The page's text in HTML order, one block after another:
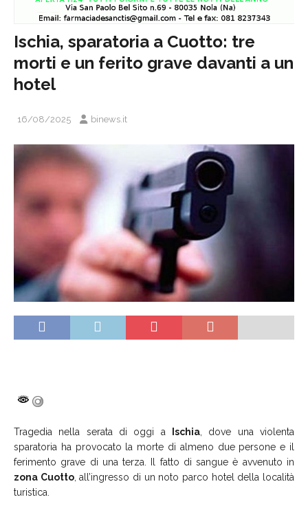
Ischia, sparatoria a Cuotto: tre
morti e un ferito grave davanti a un
hotel
16/08/2025 binews.it
Tragedia nella serata di oggi a Ischia , dove una violenta
sparatoria ha provocato la morte di almeno due persone e il
ferimento grave di una terza. Il fatto di sangue è avvenuto in
zona Cuotto, all’ingresso di un noto parco hotel della località
turistica.